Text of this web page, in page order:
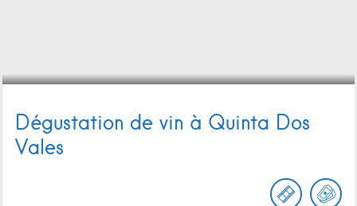
Dégustation de vin à Quinta Dos
Vales